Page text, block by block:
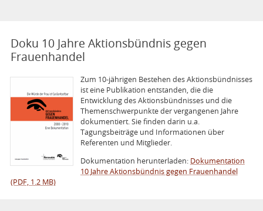
Doku 10 Jahre Aktionsbündnis gegen
Frauenhandel
Zum 10-jährigen Bestehen des Aktions­bünd­nisses
ist eine Publikation entstanden, die die
Entwicklung des Aktionsbündnisses und die
Themenschwerpunkte der vergangenen Jahre
dokumentiert. Sie finden darin u.a.
Tagungsbeiträge und Informationen über
Referenten und Mitglieder.
Dokumentation herunterladen: Dokumentation
10 Jahre Aktionsbündnis gegen Frauenhandel
(PDF, 1.2 MB)